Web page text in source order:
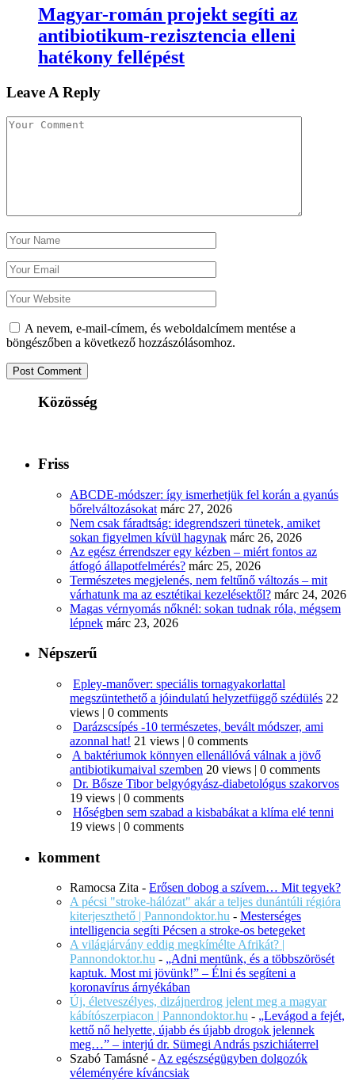
Magyar-román projekt segíti az
antibiotikum-rezisztencia elleni
hatékony fellépést
Leave A Reply
A nevem, e-mail-címem, és weboldalcímem mentése a
böngészőben a következő hozzászólásomhoz.
Közösség
Friss
ABCDE‑módszer: így ismerhetjük fel korán a gyanús
bőrelváltozásokat márc 27, 2026
Nem csak fáradtság: idegrendszeri tünetek, amiket
sokan figyelmen kívül hagynak márc 26, 2026
Az egész érrendszer egy kézben – miért fontos az
átfogó állapotfelmérés? márc 25, 2026
Természetes megjelenés, nem feltűnő változás – mit
várhatunk ma az esztétikai kezelésektől? márc 24, 2026
Magas vérnyomás nőknél: sokan tudnak róla, mégsem
lépnek márc 23, 2026
Népszerű
Epley-manőver: speciális tornagyakorlattal
megszüntethető a jóindulatú helyzetfüggő szédülés 22
views | 0 comments
Darázscsípés -10 természetes, bevált módszer, ami
azonnal hat! 21 views | 0 comments
A baktériumok könnyen ellenállóvá válnak a jövő
antibiotikumaival szemben 20 views | 0 comments
Dr. Bősze Tibor belgyógyász-diabetológus szakorvos
19 views | 0 comments
Hőségben sem szabad a kisbabákat a klíma elé tenni
19 views | 0 comments
komment
Ramocsa Zita - Erősen dobog a szívem… Mit tegyek?
A pécsi "stroke-hálózat" akár a teljes dunántúli régióra
kiterjeszthető | Pannondoktor.hu - Mesterséges
intelligencia segíti Pécsen a stroke-os betegeket
A világjárvány eddig megkímélte Afrikát? |
Pannondoktor.hu - „Adni mentünk, és a többszörösét
kaptuk. Most mi jövünk!” – Élni és segíteni a
koronavírus árnyékában
Új, életveszélyes, dizájnerdrog jelent meg a magyar
kábítószerpiacon | Pannondoktor.hu - „Levágod a fejét,
kettő nő helyette, újabb és újabb drogok jelennek
meg…” – interjú dr. Sümegi András pszichiáterrel
Szabó Tamásné -Az egészségügyben dolgozók
véleményére kíváncsiak